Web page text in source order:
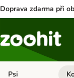
Doprava zdarma při
Psi